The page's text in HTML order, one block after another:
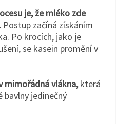
je, že mléko zde
Postup začíná získáním
Po krocích, jako je
se kasein promění v
mimořádná vlákna,která
jedinečný